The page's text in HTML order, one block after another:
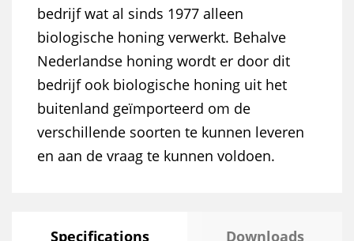
bedrijf wat al sinds 1977 alleen
biologische honing verwerkt. Behalve
Nederlandse honing wordt er door dit
bedrijf ook biologische honing uit het
buitenland geïmporteerd om de
verschillende soorten te kunnen leveren
en aan de vraag te kunnen voldoen.
Specifications Downloads